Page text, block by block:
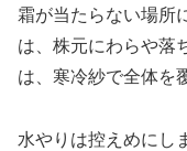
霜が当たらない場所
は、株元にわらや落
は、寒冷紗で全体を
水やりは控えめにし